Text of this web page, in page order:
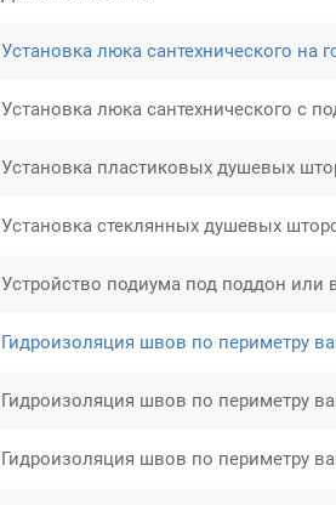
Установка люка сантехнического на
Установка люка сантехнического с
Установка пластиковых душевых
Установка стеклянных душевых
Устройство подиума под поддон или
Гидроизоляция швов по периметру
Гидроизоляция швов по периметру
Гидроизоляция швов по периметру